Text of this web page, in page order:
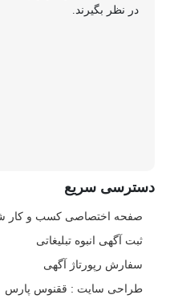
در نظر بگیرند.
دسترسی سریع
صفحه اختصاصی کسب و کار
ثبت آگهی انبوه تبلیغاتی
سفارش رپورتاژ آگهی
طراحی سایت : ققنوس پارس